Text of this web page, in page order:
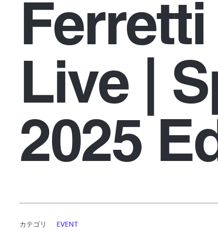
Live |
2025
カテゴリ EVENT